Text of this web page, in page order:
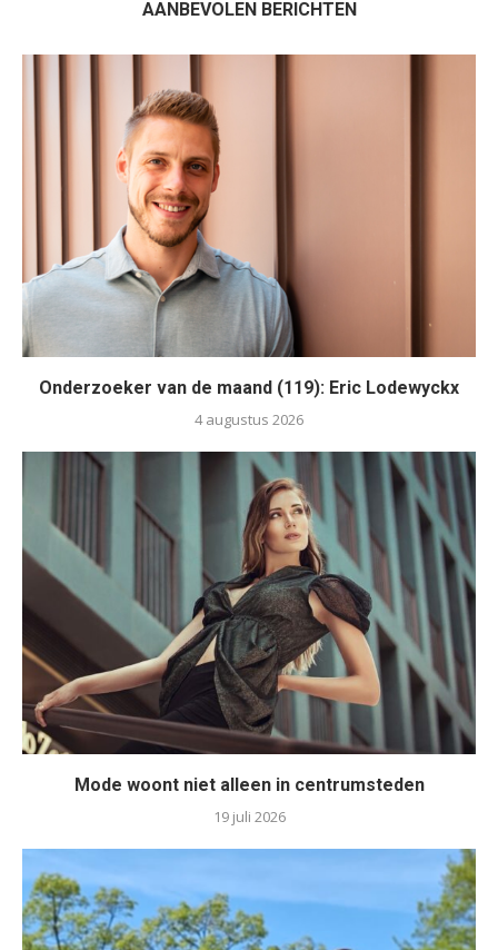
AANBEVOLEN BERICHTEN
Onderzoeker van de maand (119): Eric Lodewyckx
4 augustus 2026
Mode woont niet alleen in centrumsteden
19 juli 2026